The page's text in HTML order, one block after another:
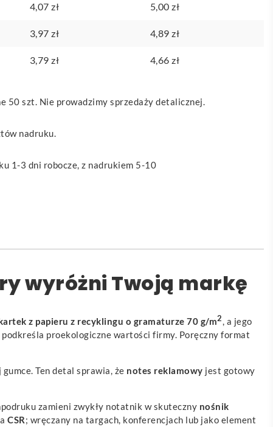
4,07zł 5,00zł
3,97zł 4,89zł
3,79zł 4,66zł
50 szt. Nie prowadzimy sprzedaży detalicznej.
nadruku.
1-3 dni robocze, z nadrukiem 5-10
wyróżni Twoją markę
z papieru z recyklingu o gramaturze 70 g/m2, a jego
proekologiczne wartości firmy. Poręczny format
Ten detal sprawia, że notes reklamowy jest gotowy
zamieni zwykły notatnik w skuteczny nośnik
CSR; wręczany na targach, konferencjach lub jako element